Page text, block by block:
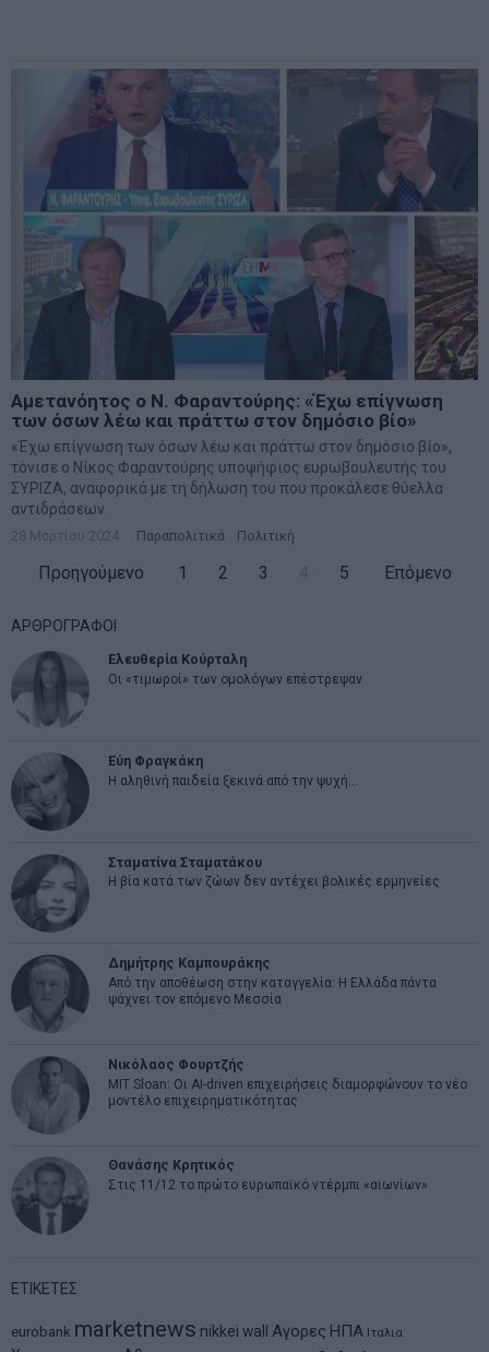
Αμετανόητος ο Ν. Φαραντούρης: «Έχω επίγνωση
των όσων λέω και πράττω στον δημόσιο βίο»
«Έχω επίγνωση των όσων λέω και πράττω στον δημόσιο βίο»,
τόνισε ο Νίκος Φαραντούρης υποψήφιος ευρωβουλευτής του
ΣΥΡΙΖΑ, αναφορικά με τη δήλωση του που προκάλεσε θύελλα
αντιδράσεων.
28 Μαρτίου 2024 Παραπολιτικά Πολιτική
Προηγούμενο 1 2 3 5 Επόμενο
ΑΡΘΡΟΓΡΑΦΟΙ
Ελευθερία Κούρταλη
Οι «τιμωροί» των ομολόγων επέστρεψαν
Εύη Φραγκάκη
Η αληθινή παιδεία ξεκινά από την ψυχή…
Σταματίνα Σταματάκου
Η βία κατά των ζώων δεν αντέχει βολικές ερμηνείες
Δημήτρης Καμπουράκης
Από την αποθέωση στην καταγγελία: Η Ελλάδα πάντα
ψάχνει τον επόμενο Μεσσία
Νικόλαος Φουρτζής
MIT Sloan: Οι AI-driven επιχειρήσεις διαμορφώνουν το νέο
μοντέλο επιχειρηματικότητας
Θανάσης Κρητικός
Στις 11/12 το πρώτο ευρωπαϊκό ντέρμπι «αιωνίων»
ΕΤΙΚΕΤΕΣ
eurobank marketnews nikkei wall Αγορες ΗΠΑ Ιταλια